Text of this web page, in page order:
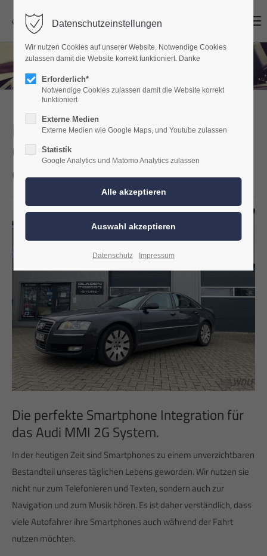
Das ultimative Upgrade,
CarPlay und Android Auto für
das Audi MMI 2G System.
Die perfekte Smartphone Integration für
das Audi MMI 2G System.
In der heutigen Zeit sind Smartphones zu einem unverzichtbaren
Bestandteil unseres täglichen Lebens geworden. Wir nutzen sie
nicht nur zum Telefonieren und Texten, sondern auch zur
Navigation und zum Musik hören. Es ist daher verständlich, dass
viele Autofahrer ihre Smartphones auch während der Fahrt
nutzen möchten.
Datenschutzeinstellungen
Wir nutzen Cookies auf unserer Website. Notwendige Cookies
zulassen damit die Website korrekt funktioniert. Danke
Erforderlich*
Notwendige Cookies zulassen damit die Website korrekt
funktioniert
Externe Medien
Externe Medien wie Google Maps, und Youtube zulassen
Statistik
Google Analytics und Matomo Analytics zulassen
Datenschutz Impressum